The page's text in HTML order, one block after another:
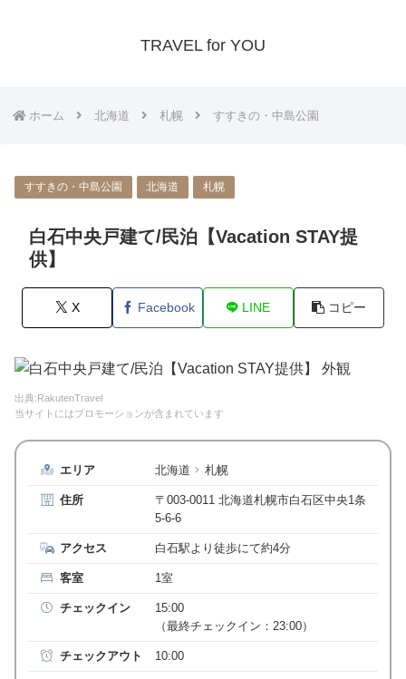
TRAVEL for YOU
ホーム 北海道 札幌 すすきの・中島公園
すすきの・中島公園 北海道 札幌
白石中央戸建て/民泊【Vacation STAY提
供】
X Facebook LINE コピー
出典:RakutenTravel
当サイトにはプロモーションが含まれています
エリア 北海道 札幌
住所
〒003-0011 北海道札幌市白石区中央1条
5-6-6
アクセス 白石駅より徒歩にて約4分
客室 1室
チェックイン
15:00
（最終チェックイン：23:00）
チェックアウト 10:00